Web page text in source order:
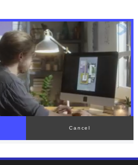
「守ろうとしてる」「優し
いお姉さん」